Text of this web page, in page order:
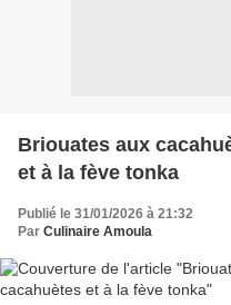
Briouates aux
et à la fève tonka
Publié le 31/01/2026 à 21:32
Par Culinaire Amoula